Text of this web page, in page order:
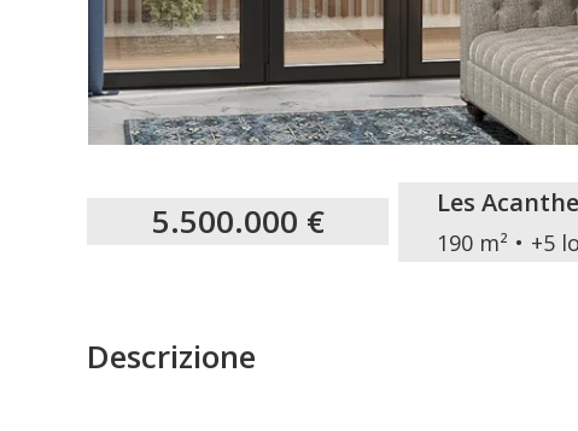
5.500.000 € Les
190 m² +5
Descrizione